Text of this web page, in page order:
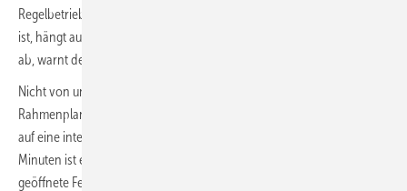
Regelbetrieb aufgenommen werden. Ob das wirklich empfehlenswert
ist, hängt auch von der Möglichkeit zur Belüftung der Klassenräume
ab, warnt der Fachverband Gebäude-Klima (FGK).
Nicht von ungefähr fordert die Kultusministerkonferenz in ihrem
Rahmenplan für Hygienemaßnahmen für das neue Schuljahr: „Es ist
auf eine intensive Lüftung der Räume zu achten. Mindestens alle 45
Minuten ist eine Stoßlüftung bzw. Querlüftung durch vollständig
geöffnete Fenster über mehrere Minuten vorzunehmen, wenn